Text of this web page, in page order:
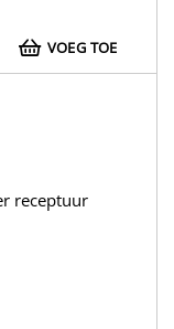
VOEG TOE
receptuur